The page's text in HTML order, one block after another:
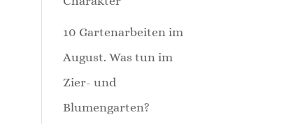
10 Gartenarbeiten im
August. Was tun im
Zier- und
Blumengarten?